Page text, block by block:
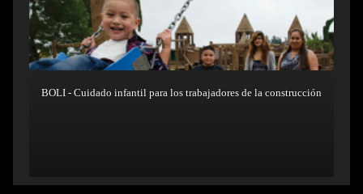
BOLI - Cuidado infantil para los trabajadores de la construcción